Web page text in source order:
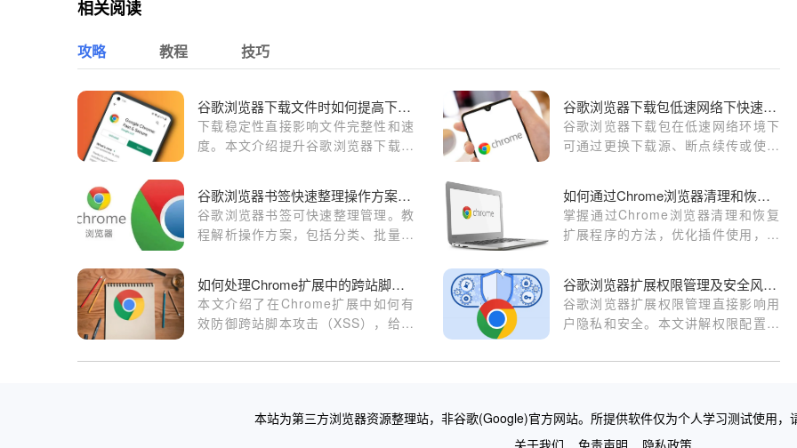
相关阅读
攻略 教程 技巧
谷歌浏览器下载文件时如何提高下载稳定性
下载稳定性直接影响文件完整性和速
度。本文介绍提升谷歌浏览器下载稳
谷歌浏览器下载包低速网络下快速下载安装技巧
谷歌浏览器下载包在低速网络环境下
可通过更换下载源、断点续传或使用
谷歌浏览器书签快速整理操作方案解析教程
谷歌浏览器书签可快速整理管理。教
程解析操作方案，包括分类、批量管
如何通过Chrome浏览器清理和恢复扩展程序
掌握通过Chrome浏览器清理和恢复
扩展程序的方法，优化插件使用，提
如何处理Chrome扩展中的跨站脚本攻击（XSS）
本文介绍了在Chrome扩展中如何有
效防御跨站脚本攻击（XSS），给大
户数据和系统的安全。
谷歌浏览器扩展权限管理及安全风险防范
谷歌浏览器扩展权限管理直接影响用
户隐私和安全。本文讲解权限配置方
使用。
本站为第三方浏览器资源整理站，非谷歌(Google)官方网站。所提供软件仅为个人学习测试使用，
关于我们
免责声明 隐私政策